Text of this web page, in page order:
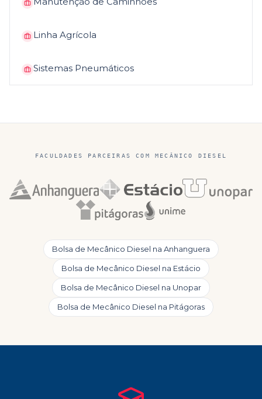
Linha Agrícola
Sistemas Pneumáticos
FACULDADES PARCEIRAS COM MECÂNICO DIESEL
Bolsa de Mecânico Diesel na Anhanguera
Bolsa de Mecânico Diesel na Estácio
Bolsa de Mecânico Diesel na Unopar
Bolsa de Mecânico Diesel na Pitágoras